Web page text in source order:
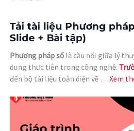
Tải tài liệu Phương
Slide + Bài tập)
Phương pháp số là cầu nối giữa lý
dụng thực tiễn trong công nghệ.
đến bộ tài liệu toàn diện về … Xem